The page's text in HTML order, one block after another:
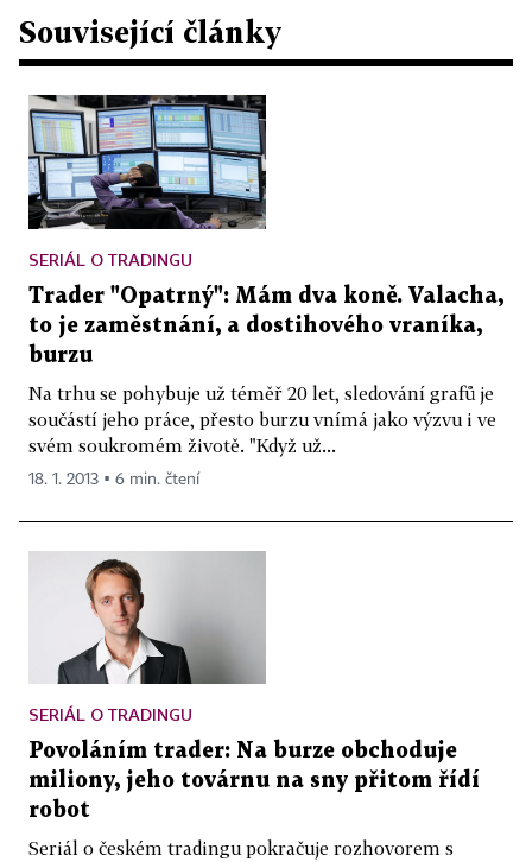
Související články
SERIÁL O TRADINGU
Trader "Opatrný": Mám dva koně. Valacha,
to je zaměstnání, a dostihového vraníka,
burzu
Na trhu se pohybuje už téměř 20 let, sledování grafů je
součástí jeho práce, přesto burzu vnímá jako výzvu i ve
svém soukromém životě. "Když už...
18. 1. 2013 ▪ 6 min. čtení
SERIÁL O TRADINGU
Povoláním trader: Na burze obchoduje
miliony, jeho továrnu na sny přitom řídí
robot
Seriál o českém tradingu pokračuje rozhovorem s